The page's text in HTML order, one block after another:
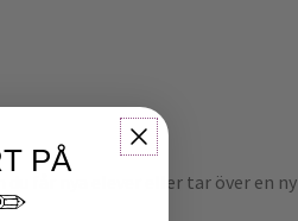
får nya elever eller tar över en ny
PÅ
✏️